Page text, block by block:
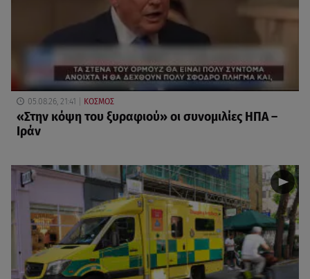
05.08.26, 21:41 ΚΟΣΜΟΣ
«Στην κόψη του ξυραφιού» οι συνομιλίες ΗΠΑ –
Ιράν